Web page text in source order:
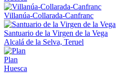
Villanúa-Collarada-Canfranc
Santuario de la Virgen de la Vega
Alcalá de la Selva, Teruel
Plan
Huesca